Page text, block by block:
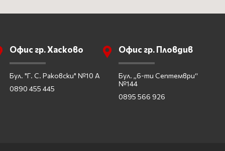
Офис гр. Хасково
Бул. "Г. С. Раковски" №10 А
0890 455 445
Офис гр. Пловдив
Бул. „6-ти Септември“
№144
0895 566 926